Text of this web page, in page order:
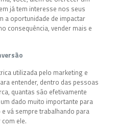
já tem interesse nos seus
a oportunidade de impactar
consequência, vender mais e
utilizada pelo marketing e
entender, dentro das pessoas
quantas são efetivamente
dado muito importante para
vá sempre trabalhando para
ele.